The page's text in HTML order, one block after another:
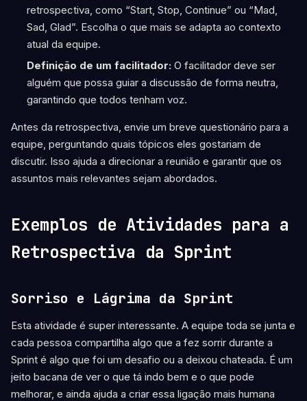
retrospectiva, como “Start, Stop, Continue” ou “Mad,
Sad, Glad”. Escolha o que mais se adapta ao contexto
atual da equipe.
Definição de um facilitador:O facilitador deve ser
alguém que possa guiar a discussão de forma neutra,
garantindo que todos tenham voz.
Antes da retrospectiva, envie um breve questionário para a
equipe, perguntando quais tópicos eles gostariam de
discutir. Isso ajuda a direcionar a reunião e garantir que os
assuntos mais relevantes sejam abordados.
Exemplos de Atividades para a
Retrospectiva da Sprint
Sorriso e Lágrima da Sprint
Esta atividade é super interessante. A equipe toda se junta e
cada pessoa compartilha algo que a fez sorrir durante a
Sprint é algo que foi um desafio ou a deixou chateada. É um
jeito bacana de ver o que tá indo bem e o que pode
melhorar, e ainda ajuda a criar essa ligação mais humana